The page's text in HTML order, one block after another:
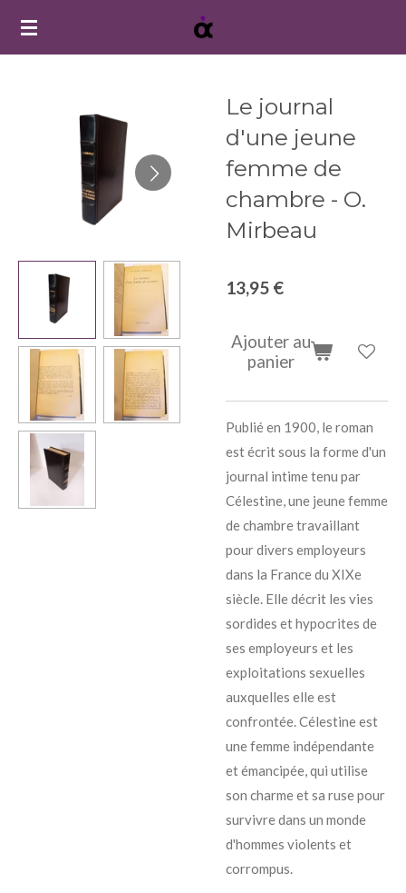
Passer
Le journal
d'une jeune
femme de
chambre - O.
Mirbeau
13,95 €
Ajouter au
panier
Publié en 1900, le roman
est écrit sous la forme d'un
journal intime tenu par
Célestine, une jeune femme
de chambre travaillant
pour divers employeurs
dans la France du XIXe
siècle. Elle décrit les vies
sordides et hypocrites de
ses employeurs et les
exploitations sexuelles
auxquelles elle est
confrontée. Célestine est
une femme indépendante
et émancipée, qui utilise
son charme et sa ruse pour
survivre dans un monde
d'hommes violents et
corrompus.